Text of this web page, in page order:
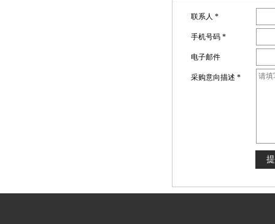
联系人 *
手机号码 *
电子邮件
采购意向描述 *